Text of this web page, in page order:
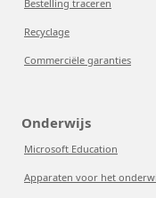
Bestelling traceren
Recyclage
Commerciële garanties
Onderwijs
Microsoft Education
Apparaten voor het